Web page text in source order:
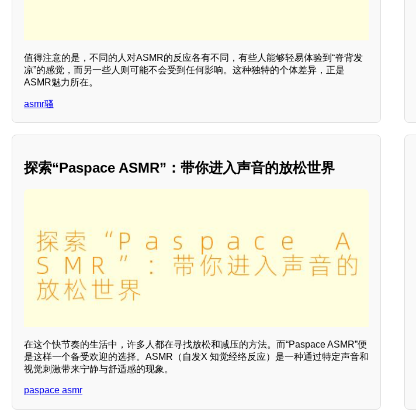
值得注意的是，不同的人对ASMR的反应各有不同，有些人能够轻易体验到“脊背发
凉”的感觉，而另一些人则可能不会受到任何影响。这种独特的个体差异，正是
ASMR魅力所在。
asmr骚
探索“Paspace ASMR”：带你进入声音的放松世界
在这个快节奏的生活中，许多人都在寻找放松和减压的方法。而“Paspace ASMR”便
是这样一个备受欢迎的选择。ASMR（自发X 知觉经络反应）是一种通过特定声音和
视觉刺激带来宁静与舒适感的现象。
paspace asmr